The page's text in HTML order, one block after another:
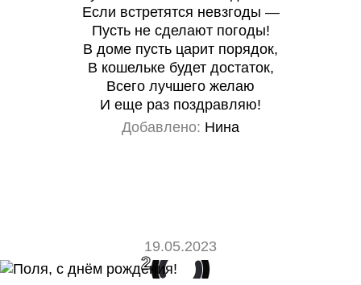
Если встретятся невзгоды —
Пусть не сделают погоды!
В доме пусть царит порядок,
В кошельке будет достаток,
Всего лучшего желаю
И еще раз поздравляю!
Добавлено: Нина
19.05.2023
2